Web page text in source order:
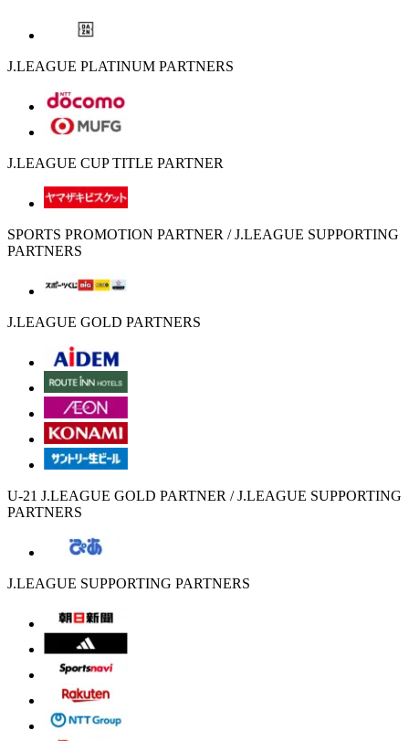
J.LEAGUE PLATINUM PARTNERS
J.LEAGUE CUP TITLE PARTNER
SPORTS PROMOTION PARTNER / J.LEAGUE SUPPORTING
PARTNERS
J.LEAGUE GOLD PARTNERS
U-21 J.LEAGUE GOLD PARTNER / J.LEAGUE SUPPORTING
PARTNERS
J.LEAGUE SUPPORTING PARTNERS